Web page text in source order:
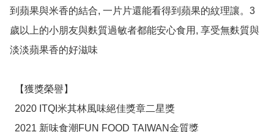
到蘋果與米香的結合, 一片片還能看得到蘋果的紋理讓。3
歲以上的小朋友與麩質過敏者都能安心食用, 享受無麩質與
淡淡蘋果香的好滋味